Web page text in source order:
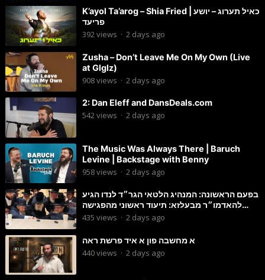
K’ayol Ta’arog – Shia Fried | כאיל תערוג – יושע
פריעד
392views · 2 days ago
Zusha – Don’t Leave Me On My Own (Live
at Glglz)
908views · 2 days ago
2: Dan Eleff and DansDeals.com
542views · 2 days ago
The Music Was Always There | Baruch
Levine | Backstage with Benny
958views · 2 days ago
בפעם הראשונה: המנהיג הלטאי הגר״ד לנדו הגיע
להאדמו״ר מבעלזא: תיעוד ראשוני מהפגישה
הנדירה
435 views · 2 days ago
א מחשבה פון א איד פרשת ראה
440views · 2 days ago